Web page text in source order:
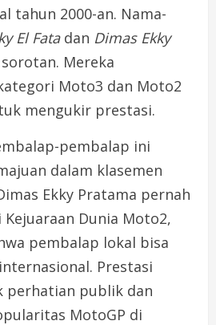
tahun 2000-an. Nama-
El Fatadan Dimas Ekky
Mereka
Moto3 dan Moto2
mengukir prestasi.
pembalap ini
dalam klasemen
Ekky Pratama pernah
Dunia Moto2,
pembalap lokal bisa
Prestasi
perhatian publik dan
MotoGP di